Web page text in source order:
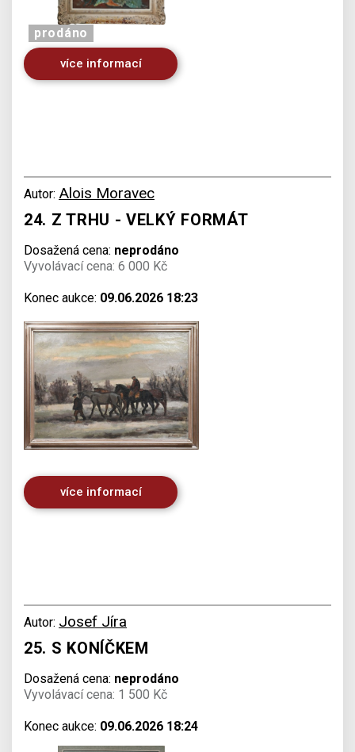
prodáno
více informací
Autor: Alois Moravec
24. Z TRHU - VELKÝ FORMÁT
Dosažená cena: neprodáno
Vyvolávací cena: 6 000 Kč
Konec aukce: 09.06.2026 18:23
více informací
Autor: Josef Jíra
25. S KONÍČKEM
Dosažená cena: neprodáno
Vyvolávací cena: 1 500 Kč
Konec aukce: 09.06.2026 18:24